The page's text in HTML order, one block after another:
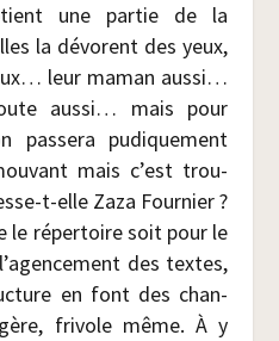
une par­tie de la
la dévorent des yeux,
leur maman aus­si…
aus­si… mais pour
pas­se­ra pudi­que­ment
mais c’est trou­
t-elle Zaza Four­nier ?
le réper­toire soit pour le
des textes,
en font des chan­
fri­vole même. À y